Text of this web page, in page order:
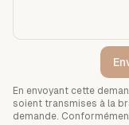
En envoyant cette
soient transmises à la
demande.